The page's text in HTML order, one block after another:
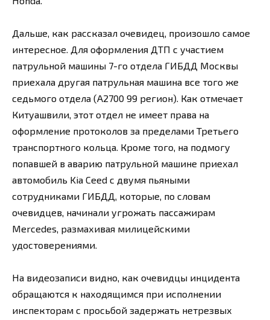
Дальше, как рассказал очевидец, произошло самое
интересное. Для оформления ДТП с участием
патрульной машины 7-го отдела ГИБДД Москвы
приехала другая патрульная машина все того же
седьмого отдела (А2700 99 регион). Как отмечает
Китуашвили, этот отдел не имеет права на
оформление протоколов за пределами Третьего
транспортного кольца. Кроме того, на подмогу
попавшей в аварию патрульной машине приехал
автомобиль Kia Ceed с двумя пьяными
сотрудниками ГИБДД, которые, по словам
очевидцев, начинали угрожать пассажирам
Mercedes, размахивая милицейскими
удостоверениями.
На видеозаписи видно, как очевидцы инцидента
обращаются к находящимся при исполнении
инспекторам с просьбой задержать нетрезвых